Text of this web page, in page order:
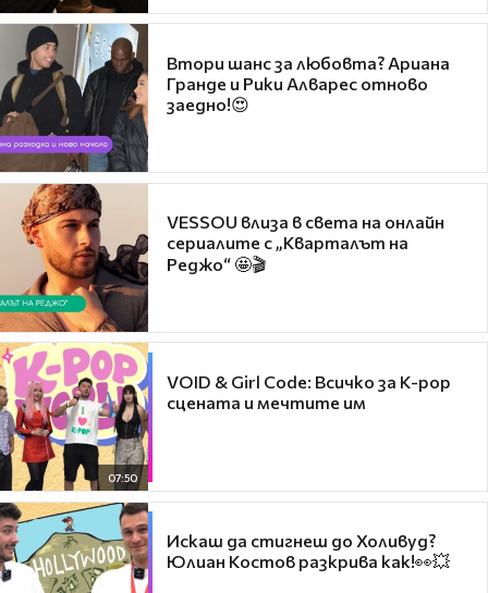
Втори шанс за любовта? Ариана
Гранде и Рики Алварес отново
заедно!😍
VESSOU влиза в света на онлайн
сериалите с „Кварталът на
Реджо“ 🤩🎬
07:50
VOID & Girl Code: Всичко за K-pop
сцената и мечтите им
Искаш да стигнеш до Холивуд?
Юлиан Костов разкрива как!👀💥